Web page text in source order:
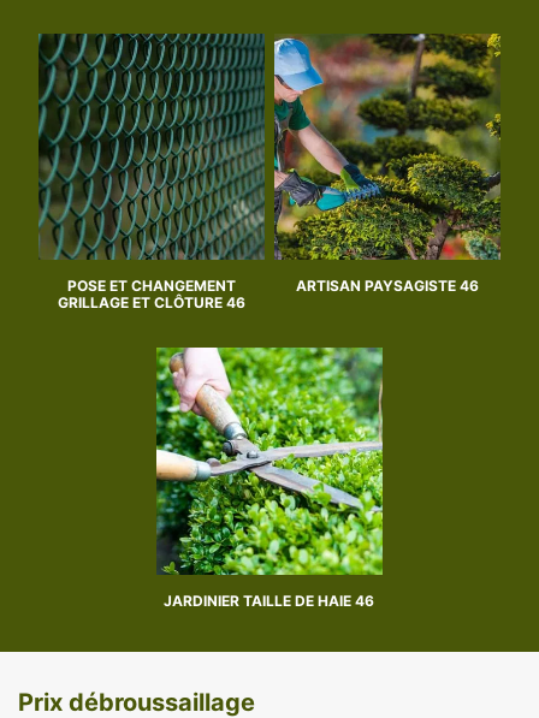
POSE ET CHANGEMENT
GRILLAGE ET CLÔTURE 46
ARTISAN PAYSAGISTE 46
JARDINIER TAILLE DE HAIE 46
Prix débroussaillage